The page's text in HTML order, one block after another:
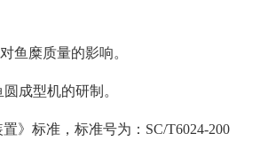
鱼糜质量的影响。
成型机的研制。
》标准，标准号为： SC/T6024-200